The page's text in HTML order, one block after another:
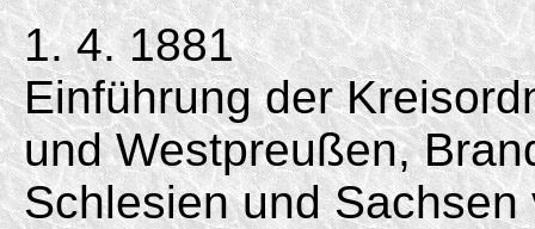
1. 4. 1881
Einführung der
und Westpreußen,
Schlesien und